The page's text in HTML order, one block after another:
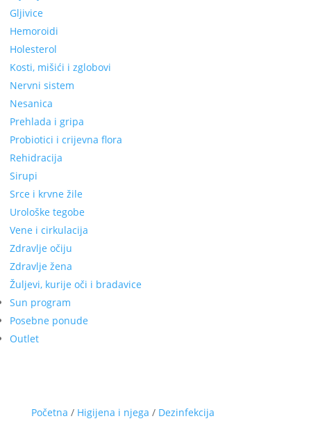
Gljivice
Hemoroidi
Holesterol
Kosti, mišići i zglobovi
Nervni sistem
Nesanica
Prehlada i gripa
Probiotici i crijevna flora
Rehidracija
Sirupi
Srce i krvne žile
Urološke tegobe
Vene i cirkulacija
Zdravlje očiju
Zdravlje žena
Žuljevi, kurije oči i bradavice
Sun program
Posebne ponude
Outlet
Početna / Higijena i njega / Dezinfekcija